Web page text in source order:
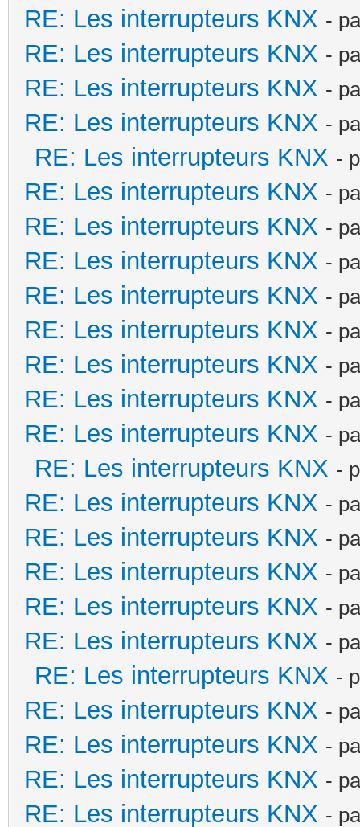
RE: Les interrupteurs KNX -
RE: Les interrupteurs KNX -
RE: Les interrupteurs KNX -
RE: Les interrupteurs KNX -
RE: Les interrupteurs KNX -
RE: Les interrupteurs KNX -
RE: Les interrupteurs KNX -
RE: Les interrupteurs KNX -
RE: Les interrupteurs KNX -
RE: Les interrupteurs KNX -
RE: Les interrupteurs KNX -
RE: Les interrupteurs KNX -
RE: Les interrupteurs KNX -
RE: Les interrupteurs KNX -
RE: Les interrupteurs KNX -
RE: Les interrupteurs KNX -
RE: Les interrupteurs KNX -
RE: Les interrupteurs KNX -
RE: Les interrupteurs KNX -
RE: Les interrupteurs KNX -
RE: Les interrupteurs KNX -
RE: Les interrupteurs KNX -
RE: Les interrupteurs KNX -
RE: Les interrupteurs KNX -